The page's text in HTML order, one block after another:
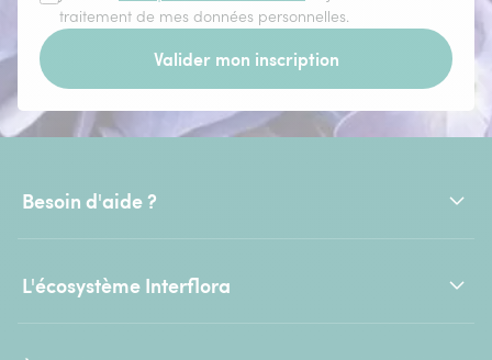
traitement de mes données personnelles.
Valider mon inscription
Besoin d'aide ?
L'écosystème Interflora